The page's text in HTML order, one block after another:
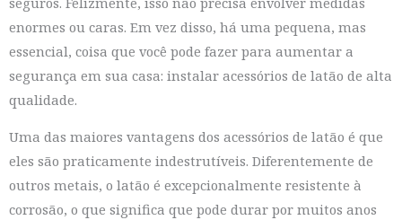
enormes ou caras. Em vez disso, há uma pequena, mas
essencial, coisa que você pode fazer para aumentar a
segurança em sua casa: instalar acessórios de latão de alta
qualidade.
Uma das maiores vantagens dos acessórios de latão é que
eles são praticamente indestrutíveis. Diferentemente de
outros metais, o latão é excepcionalmente resistente à
corrosão, o que significa que pode durar por muitos anos